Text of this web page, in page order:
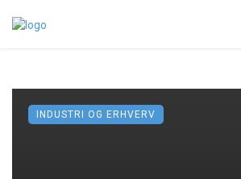
INDUSTRI OG ERHVERV